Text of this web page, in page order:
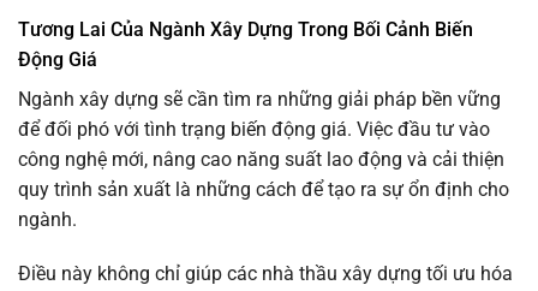
Tương Lai Của Ngành Xây Dựng Trong Bối Cảnh Biến
Động Giá
Ngành xây dựng sẽ cần tìm ra những giải pháp bền vững
để đối phó với tình trạng biến động giá. Việc đầu tư vào
công nghệ mới, nâng cao năng suất lao động và cải thiện
quy trình sản xuất là những cách để tạo ra sự ổn định cho
ngành.
Điều này không chỉ giúp các nhà thầu xây dựng tối ưu hóa